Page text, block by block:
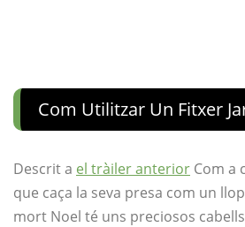
Com Utilitzar Un Fitxer
Descrit a el tràiler anterior Com a
que caça la seva presa com un
mort Noel té uns preciosos